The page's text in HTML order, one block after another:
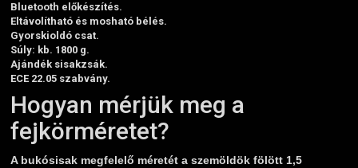
Bluetooth előkészítés.
Eltávolítható és mosható bélés.
Gyorskioldó csat.
Súly: kb. 1800 g.
Ajándék sisakzsák.
ECE 22.05 szabvány.
Hogyan mérjük meg a
fejkörméretet?
A bukósisak megfelelő méretét a szemöldök fölött 1,5